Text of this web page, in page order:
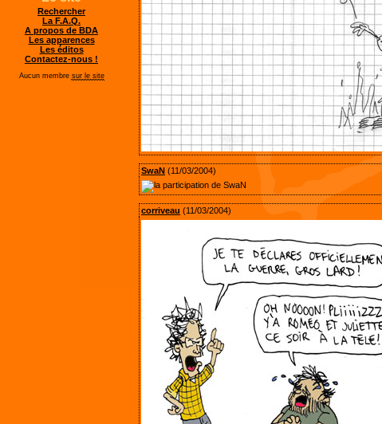
SwaN (11/03/2004)
corriveau (11/03/2004)
Rechercher
La F.A.Q.
A propos de BDA
Les apparences
Les éditos
Contactez-nous !
Aucun membre sur le site